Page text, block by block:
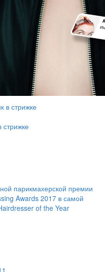
парикмахерской премии
Awards 2017 в самой
of the Year